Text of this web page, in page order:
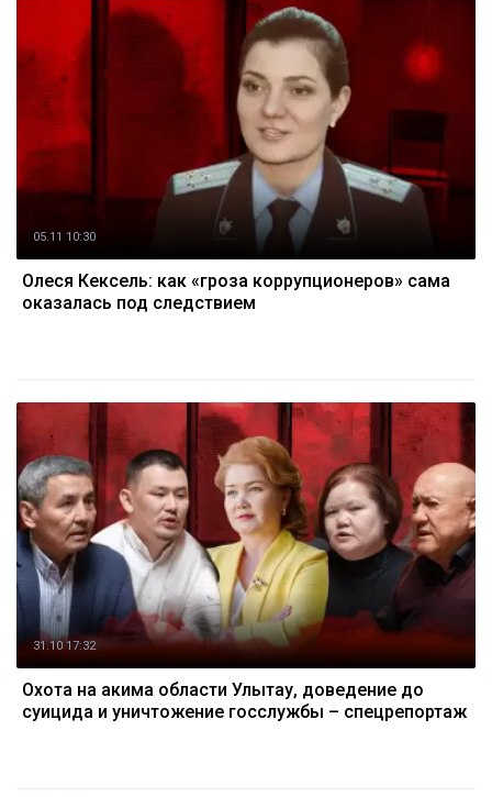
05.11 10:30
Олеся Кексель: как «гроза коррупционеров» сама
оказалась под следствием
31.10 17:32
Охота на акима области Улытау, доведение до
суицида и уничтожение госслужбы – спецрепортаж